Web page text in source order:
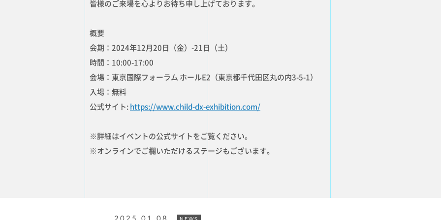
皆様のご来場を心よりお待ち申し上げております。
概要
会期：2024年12月20日（金）-21日（土）
時間：10:00-17:00
会場：東京国際フォーラム ホールE2（東京都千代田区丸の内3-5-1）
入場：無料
公式サイト: https://www.child-dx-exhibition.com/
※詳細はイベントの公式サイトをご覧ください。
※オンラインでご欄いただけるステージもございます。